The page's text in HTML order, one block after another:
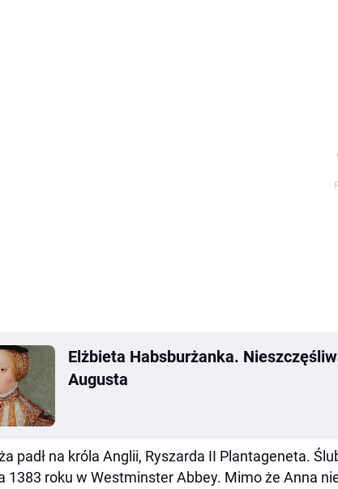
Elżbieta Habsburżanka.
Augusta
padł na króla Anglii, Ryszarda II Plantageneta.
1383 roku w Westminster Abbey. Mimo że Anna